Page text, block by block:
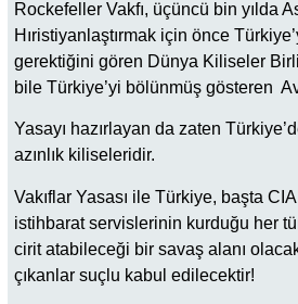
Rockefeller Vakfı, üçüncü bin yılda
Hıristiyanlaştırmak için önce
gerektiğini gören Dünya Kiliseler
bile Türkiye’yi bölünmüş gösteren
Yasayı hazırlayan da zaten
azınlık kiliseleridir.
Vakıflar Yasası ile Türkiye, başta
istihbarat servislerinin kurduğu her
cirit atabileceği bir savaş alanı
çıkanlar suçlu kabul edilecektir!